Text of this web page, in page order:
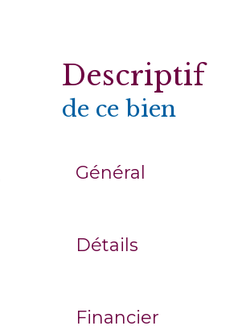
descriptif
de ce bien
Général
Détails
Financier